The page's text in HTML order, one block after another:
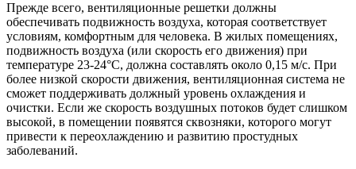
Прежде всего, вентиляционные решетки должны
обеспечивать подвижность воздуха, которая соответствует
условиям, комфортным для человека. В жилых помещениях,
подвижность воздуха (или скорость его движения) при
температуре 23-24°С, должна составлять около 0,15 м/с. При
более низкой скорости движения, вентиляционная система не
сможет поддерживать должный уровень охлаждения и
очистки. Если же скорость воздушных потоков будет слишком
высокой, в помещении появятся сквозняки, которого могут
привести к переохлаждению и развитию простудных
заболеваний.